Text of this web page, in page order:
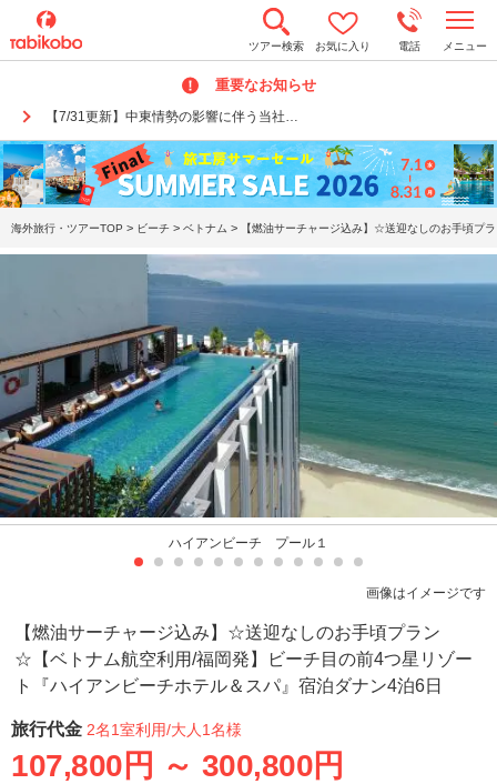
ツアー検索 お気に入り 電話 メニュー
重要なお知らせ
【7/31更新】中東情勢の影響に伴う当社…
o
n
a
v
i
g
a
i
n
海外旅行・ツアーTOP > ビーチ > ベトナム > 【燃油サーチャージ込み】☆送迎なしのお手頃プ
ハイアンビーチ プール１
画像はイメージです
【燃油サーチャージ込み】☆送迎なしのお手頃プラン
☆【ベトナム航空利用/福岡発】ビーチ目の前4つ星リゾー
ト『ハイアンビーチホテル＆スパ』宿泊ダナン4泊6日
旅行代金 2名1室利用/大人1名様
107,800円 ～ 300,800円